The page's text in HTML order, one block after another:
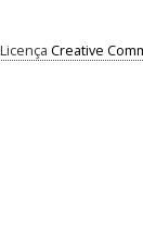
Creative